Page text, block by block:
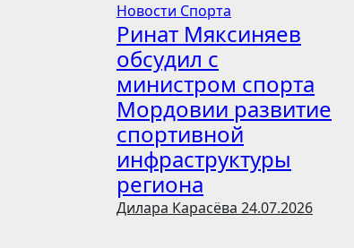
Новости Спорта
Ринат Мяксиняев
обсудил с
министром спорта
Мордовии развитие
спортивной
инфраструктуры
региона
Дилара Карасёва 24.07.2026